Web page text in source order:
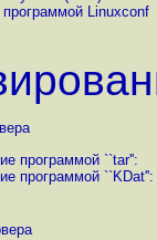
Linuxconf
программой ``tar'':
программой ``KDat'':